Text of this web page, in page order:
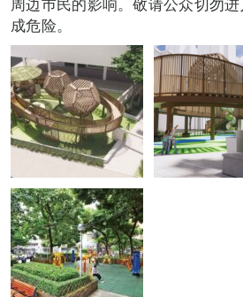
周边巿民的影响。敬请公众切勿
成危险。